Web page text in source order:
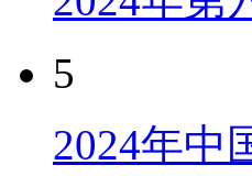
5
2024年中